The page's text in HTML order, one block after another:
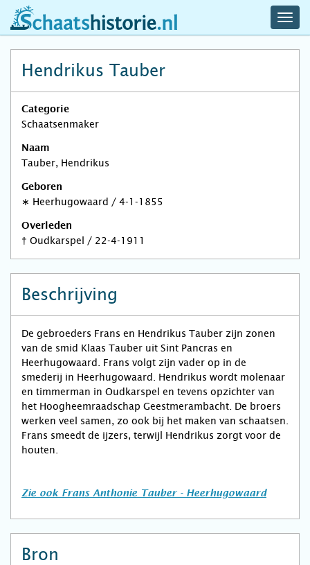
schaatshistorie.nl
Hendrikus Tauber
Categorie
Schaatsenmaker
Naam
Tauber, Hendrikus
Geboren
∗ Heerhugowaard / 4-1-1855
Overleden
† Oudkarspel / 22-4-1911
Beschrijving
De gebroeders Frans en Hendrikus Tauber zijn zonen
van de smid Klaas Tauber uit Sint Pancras en
Heerhugowaard. Frans volgt zijn vader op in de
smederij in Heerhugowaard. Hendrikus wordt molenaar
en timmerman in Oudkarspel en tevens opzichter van
het Hoogheemraadschap Geestmerambacht. De broers
werken veel samen, zo ook bij het maken van schaatsen.
Frans smeedt de ijzers, terwijl Hendrikus zorgt voor de
houten.
Zie ook Frans Anthonie Tauber - Heerhugowaard
Bron